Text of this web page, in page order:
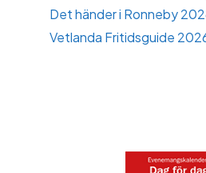
Det händer i Ronneby
Vetlanda Fritidsguide